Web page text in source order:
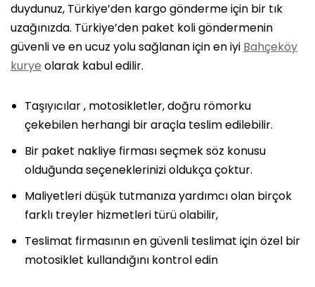
duydunuz, Türkiye’den kargo gönderme için bir tık
uzağınızda. Türkiye’den paket koli göndermenin
güvenli ve en ucuz yolu sağlanan için en iyi Bahçeköy
kurye olarak kabul edilir.
Taşıyıcılar , motosikletler, doğru römorku
çekebilen herhangi bir araçla teslim edilebilir.
Bir paket nakliye firması seçmek söz konusu
olduğunda seçeneklerinizi oldukça çoktur.
Maliyetleri düşük tutmanıza yardımcı olan birçok
farklı treyler hizmetleri türü olabilir,
Teslimat firmasının en güvenli teslimat için özel bir
motosiklet kullandığını kontrol edin